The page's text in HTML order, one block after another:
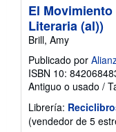
El
Literaria (al))
Brill, Amy
Publicado por
ISBN 10:
Antiguo o usado /
Librería:
(vendedor de 5